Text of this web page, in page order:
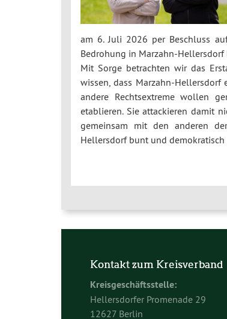
am 6. Juli 2026 per Beschluss
Bedrohung in Marzahn-Hellersdorf
Mit Sorge betrachten wir das
wissen, dass Marzahn-
andere Rechtsextreme wollen
etablieren. Sie attackieren damit
gemeinsam mit den anderen
Hellersdorf bunt und
Kontakt zum Kreisverband
Kreisgeschäftsstelle:
Hellersdorfer Promenade 29
12627 Berlin